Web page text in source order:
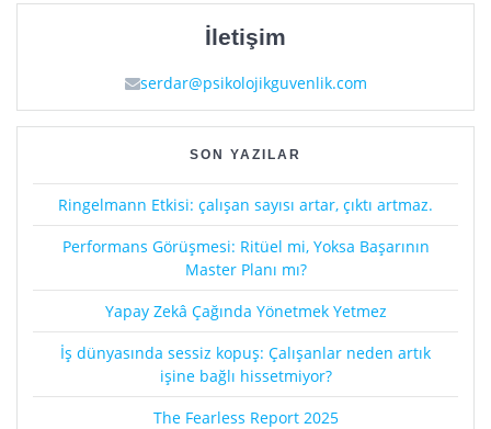
İletişim
serdar@psikolojikguvenlik.com
SON YAZILAR
Ringelmann Etkisi: çalışan sayısı artar, çıktı artmaz.
Performans Görüşmesi: Ritüel mi, Yoksa Başarının
Master Planı mı?
Yapay Zekâ Çağında Yönetmek Yetmez
İş dünyasında sessiz kopuş: Çalışanlar neden artık
işine bağlı hissetmiyor?
The Fearless Report 2025